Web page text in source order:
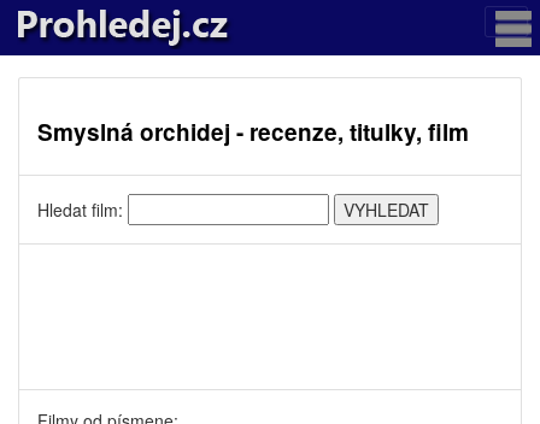
Smyslná orchidej - recenze, titulky, film
Hledat film: